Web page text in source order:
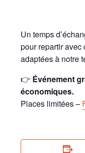
Un temps
pour repartir
adaptées à notre
👉 Événement
économiques.
Places limitées –